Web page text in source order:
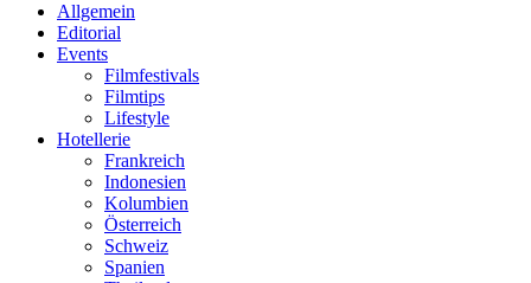
Allgemein
Editorial
Events
Filmfestivals
Filmtips
Lifestyle
Hotellerie
Frankreich
Indonesien
Kolumbien
Österreich
Schweiz
Spanien